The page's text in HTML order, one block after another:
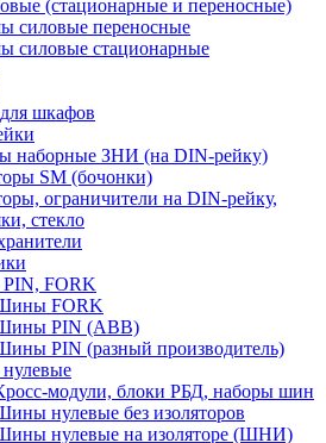
(стационарные и переносные)
силовые переносные
силовые стационарные
шкафов
наборные ЗНИ (на DIN-рейку)
SM (бочонки)
ограничители на DIN-рейку,
стекло
FORK
FORK
PIN (АВВ)
PIN (разный производитель)
модули, блоки РБД, наборы шин
нулевые без изоляторов
нулевые на изоляторе (ШНИ)